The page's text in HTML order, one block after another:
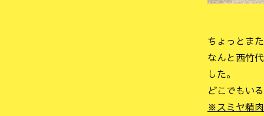
ちょっとま
なんと西竹
した。
どこでもい
※スミヤ精